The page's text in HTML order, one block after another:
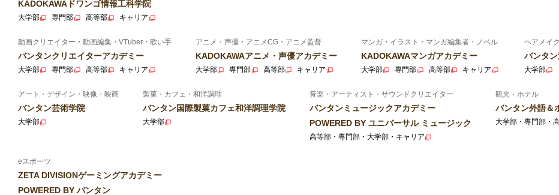
KADOKAWAドワンゴ情報工科学院
大学部 専門部 高等部 キャリア
動画クリエイター・動画編集・VTuber・歌い手
バンタンクリエイターアカデミー
大学部 専門部 高等部 キャリア
アニメ・声優・アニメCG・アニメ監督
KADOKAWAアニメ・声優アカデミー
大学部 専門部 高等部 キャリア
マンガ・イラスト・マンガ編集者・ノベル
KADOKAWAマンガアカデミー
大学部 専門部 高等部 キャリア
ヘアメイ
バンタ
大学部
アート・デザイン・映像・映画
バンタン芸術学院
大学部
製菓・カフェ・和洋調理
バンタン国際製菓カフェ和洋調理学院
大学部
音楽・アーティスト・サウンドクリエイター
バンタンミュージックアカデミー
POWERED BY ユニバーサル ミュージック
高等部・専門部・大学部・キャリア
観光・ホテル
バンタン外語＆
大学部・専門部・
eスポーツ
ZETA DIVISIONゲーミングアカデミー
POWERED BY バンタン